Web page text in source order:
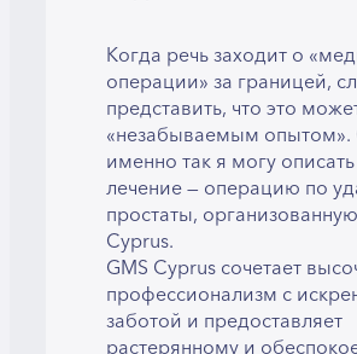
Когда речь заходит о
операции» за границей,
представить, что это
«незабываемым
именно так я могу
лечение — операцию по
простаты,
Cyprus.
GMS Cyprus сочетает
профессионализм с
заботой и предоставляет